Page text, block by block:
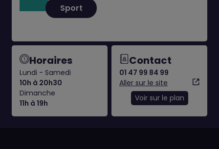
Sport
Horaires
Lundi - Samedi
10h à 20h30
Dimanche
11h à 19h
Contact
01 47 99 84 99
Aller sur le site
Voir sur le plan